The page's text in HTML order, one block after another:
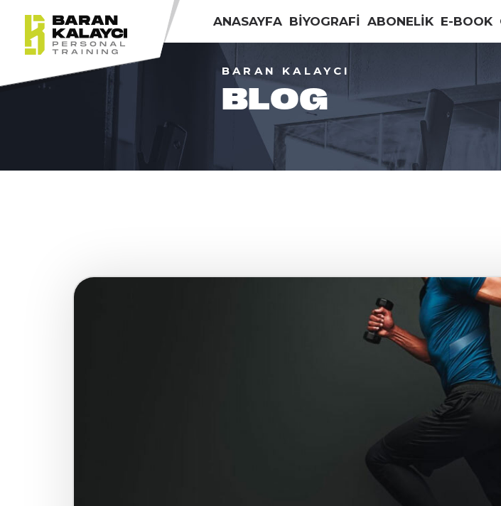
ANASAYFA BİYOGRAFİ ABONELİK E-BOOK
BARAN KALAYCI
BLOG